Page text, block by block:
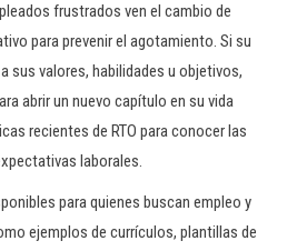
frustrados ven el cambio de
para prevenir el agotamiento. Si su
sus valores, habilidades u objetivos,
abrir un nuevo capítulo en su vida
recientes de RTO para conocer las
laborales.
para quienes buscan empleo y
ejemplos de currículos, plantillas de